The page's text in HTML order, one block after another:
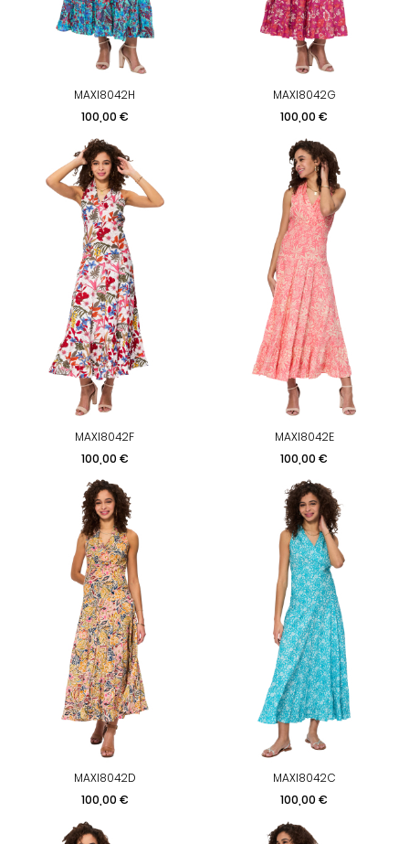
MAXI8042H
Prix
100,00 €
MAXI8042G
Prix
100,00 €
MAXI8042F
Prix
100,00 €
MAXI8042E
Prix
100,00 €
MAXI8042D
Prix
100,00 €
MAXI8042C
Prix
100,00 €